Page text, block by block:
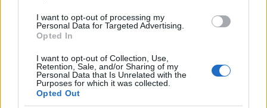
I want to opt-out of processing my
Personal Data for Targeted Advertising.
Opted In
I want to opt-out of Collection, Use,
Retention, Sale, and/or Sharing of my
Personal Data that Is Unrelated with the
Purposes for which it was collected.
Opted Out